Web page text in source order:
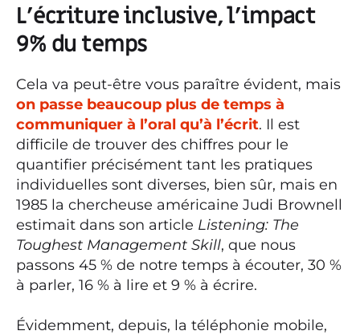
L’écriture inclusive, l’impact
9% du temps
Cela va peut-être vous paraître évident, mais
on passe beaucoup plus de temps à
communiquer à l’oral qu’à l’écrit. Il est
difficile de trouver des chiffres pour le
quantifier précisément tant les pratiques
individuelles sont diverses, bien sûr, mais en
1985 la chercheuse américaine Judi Brownell
estimait dans son article Listening: The
Toughest Management Skill, que nous
passons 45 % de notre temps à écouter, 30 %
à parler, 16 % à lire et 9 % à écrire.
Évidemment, depuis, la téléphonie mobile,